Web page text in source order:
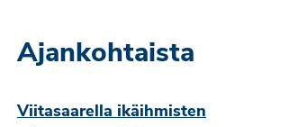
Ajankohtaista
Viitasaarella ikäihmisten